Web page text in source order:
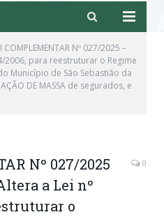
COMPLEMENTAR Nº 027/2025 –
2006, para reestruturar o Regime
Município de São Sebastião da
DE MASSA de segurados, e
Nº 027/2025
a Lei nº
o
0